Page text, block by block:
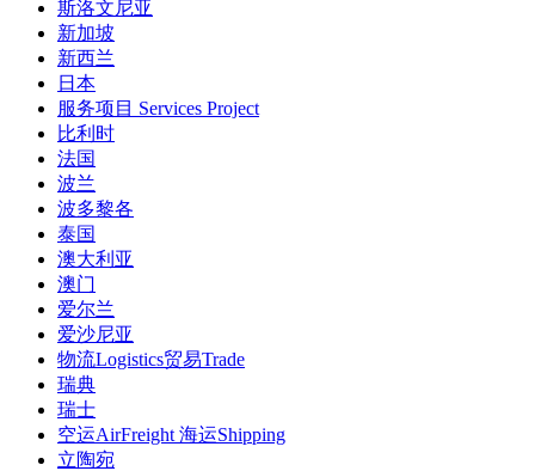
斯洛文尼亚
新加坡
新西兰
日本
服务项目 Services Project
比利时
法国
波兰
波多黎各
泰国
澳大利亚
澳门
爱尔兰
爱沙尼亚
物流Logistics贸易Trade
瑞典
瑞士
空运AirFreight 海运Shipping
立陶宛